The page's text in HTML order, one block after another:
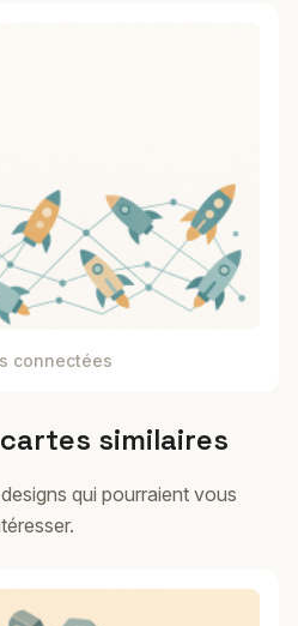
connectées
similaires
qui pourraient vous